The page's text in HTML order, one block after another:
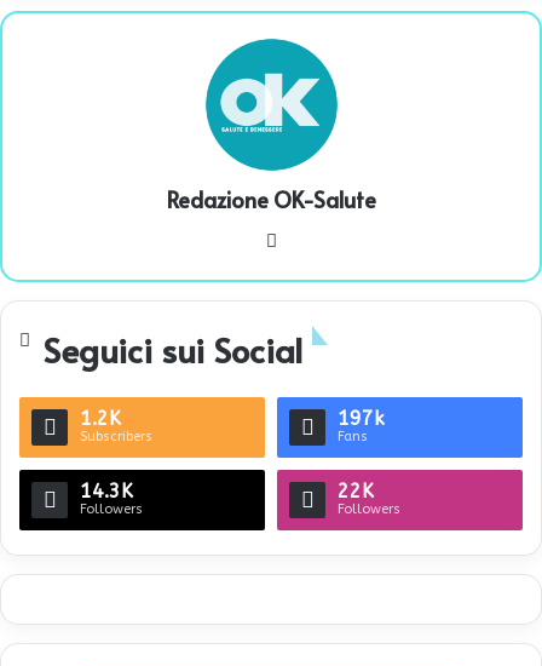
Redazione OK-Salute
te
Seguici sui Social
1.2K
Subscribers
197k
Fans
14.3K
Followers
22K
Followers